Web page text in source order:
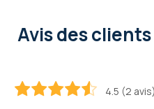
Avis des
4.5 (2 avis)